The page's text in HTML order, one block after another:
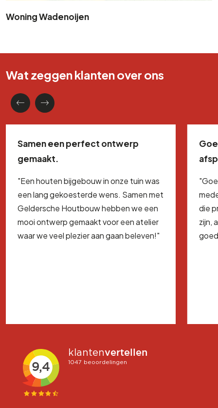
Woning Wadenoijen
Wat zeggen klanten over ons
Samen een perfect ontwerp
gemaakt.
"Een houten bijgebouw in onze tuin was
een lang gekoesterde wens. Samen met
Geldersche Houtbouw hebben we een
mooi ontwerp gemaakt voor een atelier
waar we veel plezier aan gaan beleven!"
die
zijn,